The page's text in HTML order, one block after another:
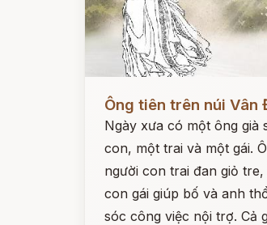
Đọc ngay
Ông tiên trên núi Vân
Ngày xưa có một ông già
con, một trai và một gái.
người con trai đan giỏ
con gái giúp bố và anh
sóc công việc nội trợ. Cả